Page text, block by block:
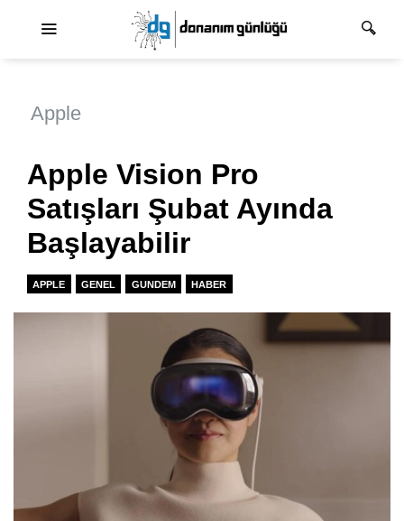
Apple
Apple Vision Pro
Satışları Şubat Ayında
Başlayabilir
APPLE GENEL GUNDEM HABER